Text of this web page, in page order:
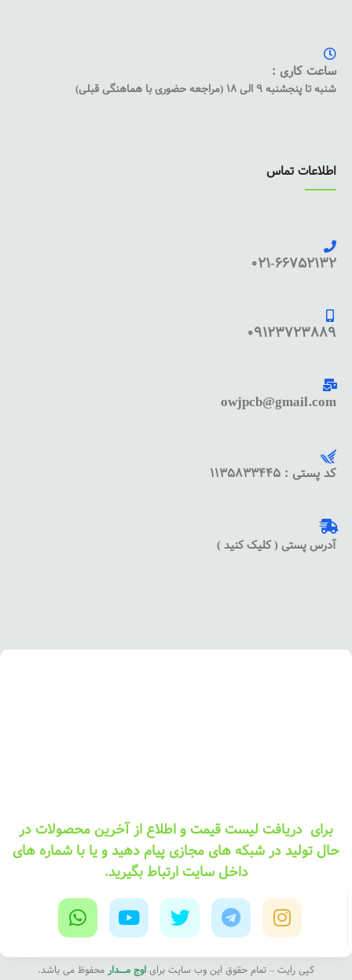
ساعت کاری :
شنبه تا پنجشنبه 9 الی 18 (مراجعه حضوری با هماهنگی قبلی)
اطلاعات تماس
021-66752132
09123723889
owjpcb@gmail.com
کد پستی : 1135833445
آدرس پستی ( کلیک کنید )
برای دریافت لیست قیمت و اطلاع از آخرین محصولات در
حال تولید در شبکه های مجازی پیام دهید و یا با شماره های
داخل سایت ارتباط بگیرید.
کپی رایت – تمام حقوق این وب سایت برای اوج مــــدار محفوظ می باشد.